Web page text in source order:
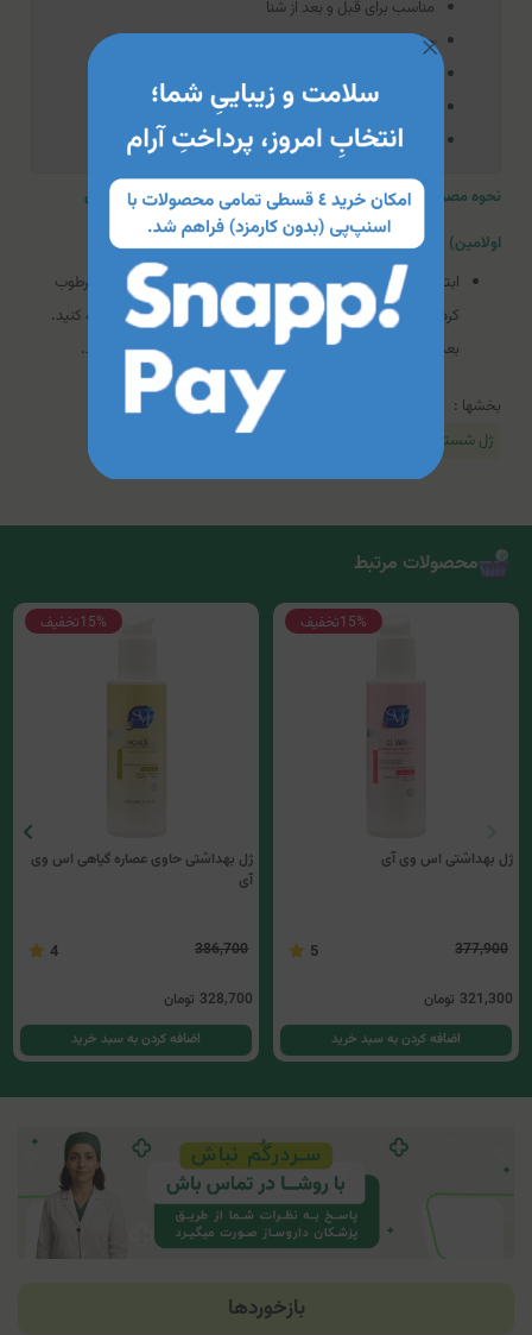
مناسب برای قبل و بعد از شنا
حاوی مواد محافظت کننده باکتری‌‌های مفید ناحیه واژینال
کمک به رفع خارش و حساسیت مخاط ناحیه واژن
مناسب برای بانوان
نحوه مصرف ژل شستشوی بهداشتی بانوان درمالیفت (حاوی پیروکتون
اولامین)
ابتدا دست‌‌ها را به خوبی بشویید. ناحیه خارجی تناسلی را با آب مرطوب
کرده و مقدار کافی از ژل بهداشتی درمالیفت را روی موضع استفاده کنید.
بعد از یک دقیقه موضع را با آب ولرم شسته و سپس خشک کنید.
بخشها :
ژل شستشوی بانوان
محصولات مرتبط
15%تخفیف
ژل بهداشتی اس وی آی
377,900
5
321,300 تومان
اضافه کردن به سبد خرید
15%تخفیف
ژل بهداشتی حاوی عصاره گیاهی اس وی
آی
386,700
4
328,700 تومان
اضافه کردن به سبد خرید
بازخوردها